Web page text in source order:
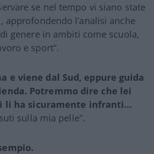
se nel tempo vi siano state
approfondendo l’analisi anche
genere in ambiti come scuola,
e sport”.
e viene dal Sud, eppure guida
Potremmo dire che lei
li ha sicuramente infranti…
sulla mia pelle”.